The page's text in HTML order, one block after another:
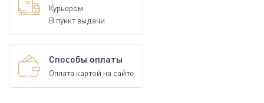
Курьером
В пункт выдачи
Способы оплаты
Оплата картой на сайте